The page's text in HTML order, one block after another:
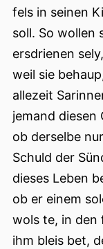
fels in seinen
soll. So wollen
ersdrienen
weil sie
allezeit
jemand diesen
ob derselbe
Schuld der
dieses Leben
ob er einem
wols te, in den
ihm bleis bet,